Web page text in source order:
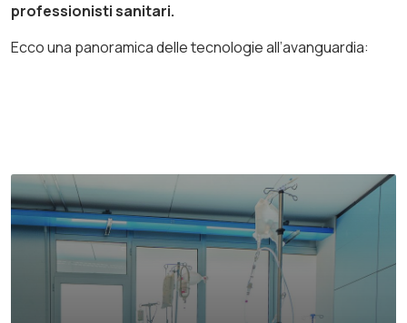
professionisti sanitari.
Ecco una panoramica delle tecnologie all’avanguardia: